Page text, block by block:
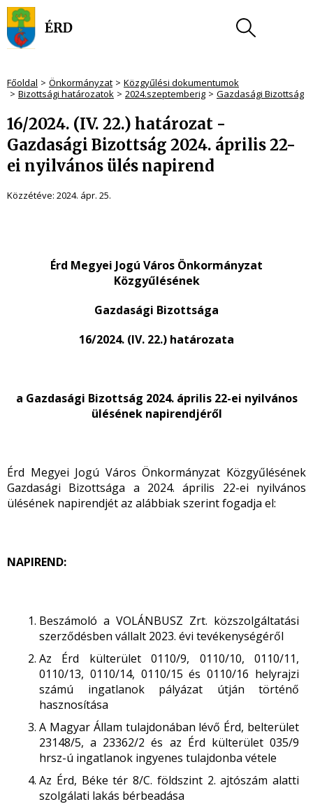
Főoldal Önkormányzat
Közgyűlési dokumentumok
Bizottsági határozatok
2024.szeptemberig Gazdasági Bizottság
16/2024. (IV. 22.) határozat -
Gazdasági Bizottság 2024. április 22-
ei nyilvános ülés napirend
Közzétéve: 2024. ápr. 25.
Érd Megyei Jogú Város Önkormányzat
Közgyűlésének
Gazdasági Bizottsága
16/2024. (IV. 22.) határozata
a Gazdasági Bizottság 2024. április 22-ei nyilvános
ülésének napirendjéről
Érd Megyei Jogú Város Önkormányzat Közgyűlésének
Gazdasági Bizottsága a 2024. április 22-ei nyilvános
ülésének napirendjét az alábbiak szerint fogadja el:
NAPIREND:
Beszámoló a VOLÁNBUSZ Zrt. közszolgáltatási
szerződésben vállalt 2023. évi tevékenységéről
Az Érd külterület 0110/9, 0110/10, 0110/11,
0110/13, 0110/14, 0110/15 és 0110/16 helyrajzi
számú ingatlanok pályázat útján történő
hasznosítása
A Magyar Állam tulajdonában lévő Érd, belterület
23148/5, a 23362/2 és az Érd külterület 035/9
hrsz-ú ingatlanok ingyenes tulajdonba vétele
Az Érd, Béke tér 8/C. földszint 2. ajtószám alatti
szolgálati lakás bérbeadása